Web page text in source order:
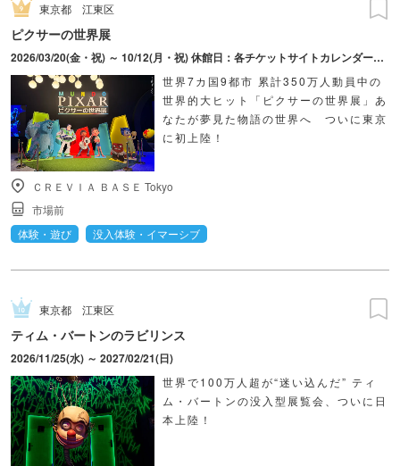
東京都 江東区
ピクサーの世界展
2026/03/20(金・祝) ～ 10/12(月・祝) 休館日：各チケットサイトカレンダーにてご確認ください。
世界7カ国9都市 累計350万人動員中の
世界的大ヒット「ピクサーの世界展」あ
なたが夢見た物語の世界へ ついに東京
に初上陸！
ＣＲＥＶＩＡ ＢＡＳＥ Tokyo
市場前
体験・遊び
没入体験・イマーシブ
東京都 江東区
ティム・バートンのラビリンス
2026/11/25(水) ～ 2027/02/21(日)
世界で100万人超が“迷い込んだ” ティ
ム・バートンの没入型展覧会、ついに日
本上陸！